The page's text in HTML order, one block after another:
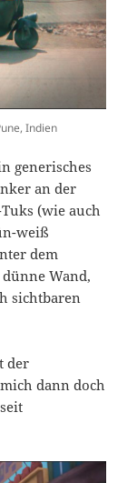
Indien
generisches
an der
(wie auch
weiß
dem
Wand,
sichtbaren
der
dann doch